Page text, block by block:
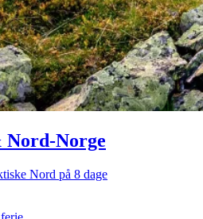
Nord-Norge
Nord på 8 dage